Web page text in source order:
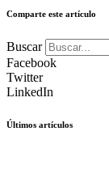
Comparte este artículo
Buscar
Facebook
Twitter
LinkedIn
Últimos artículos